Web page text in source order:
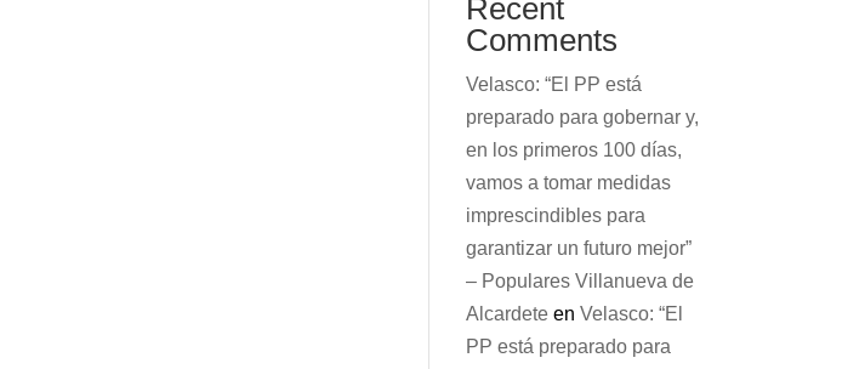
Recent
Comments
Velasco: “El PP está
preparado para gobernar y,
en los primeros 100 días,
vamos a tomar medidas
imprescindibles para
garantizar un futuro mejor”
– Populares Villanueva de
Alcardete enVelasco: “El
PP está preparado para